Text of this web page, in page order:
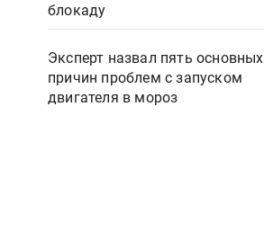
блокаду
Эксперт назвал пять основных
причин проблем с запуском
двигателя в мороз